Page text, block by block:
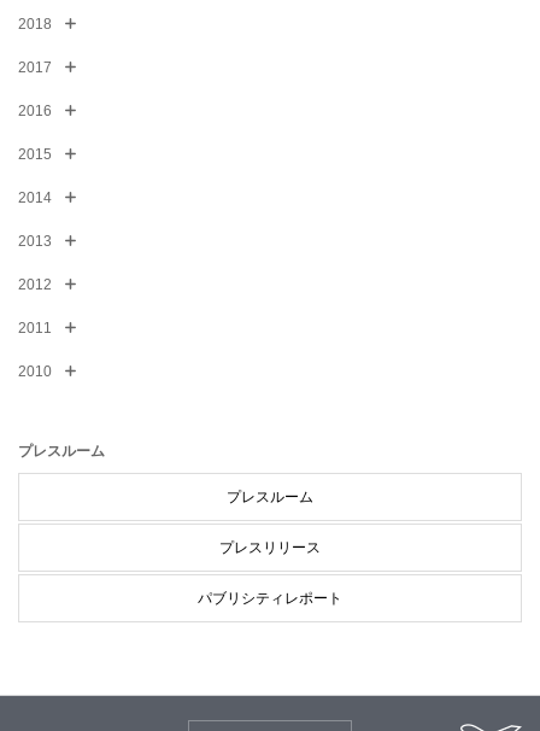
2018
2017
2016
2015
2014
2013
2012
2011
2010
プレスルーム
プレスルーム
プレスリリース
パブリシティレポート